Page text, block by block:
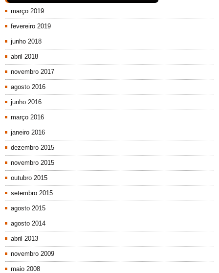
março 2019
fevereiro 2019
junho 2018
abril 2018
novembro 2017
agosto 2016
junho 2016
março 2016
janeiro 2016
dezembro 2015
novembro 2015
outubro 2015
setembro 2015
agosto 2015
agosto 2014
abril 2013
novembro 2009
maio 2008